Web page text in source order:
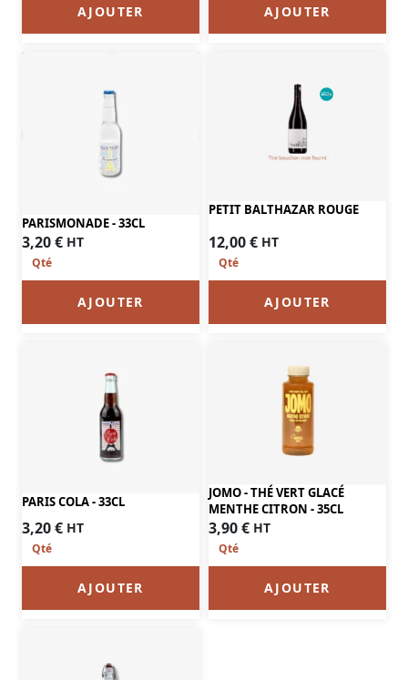
AJOUTER AJOUTER
PARISMONADE - 33CL
3,20€ HT
AJOUTER
PETIT BALTHAZAR ROUGE
12,00€ HT
AJOUTER
PARIS COLA - 33CL
3,20€ HT
AJOUTER
JOMO - THÉ VERT GLACÉ
MENTHE CITRON - 35CL
3,90€ HT
AJOUTER